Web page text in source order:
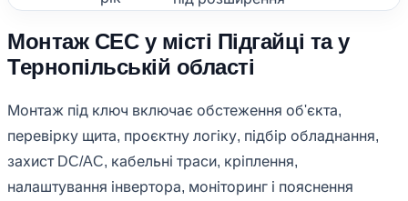
Монтаж СЕС у місті Підгайці та у
Тернопільській області
Монтаж під ключ включає обстеження об'єкта,
перевірку щита, проєктну логіку, підбір обладнання,
захист DC/AC, кабельні траси, кріплення,
налаштування інвертора, моніторинг і пояснення